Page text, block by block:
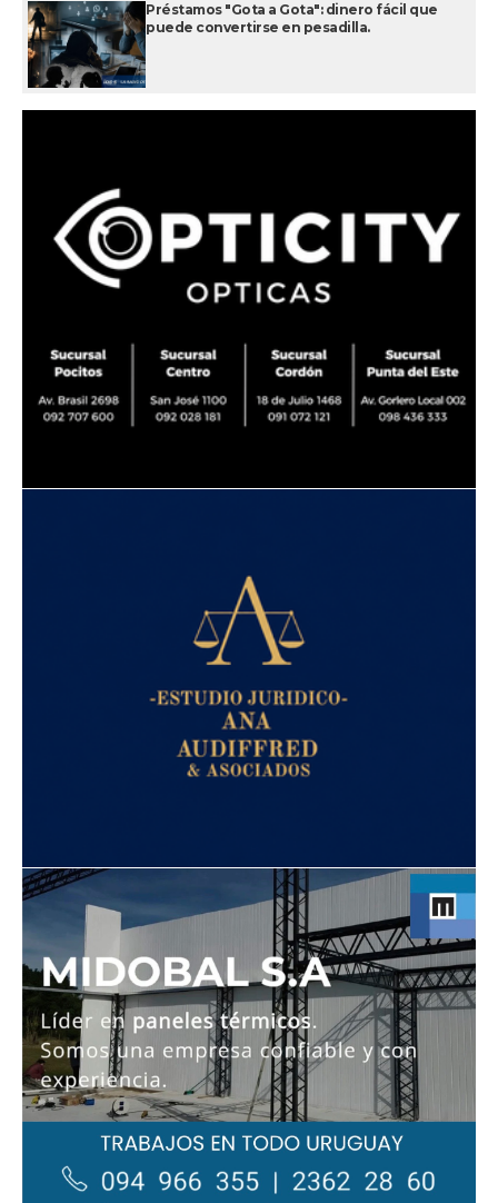
Préstamos "Gota a Gota": dinero fácil que
puede convertirse en pesadilla.